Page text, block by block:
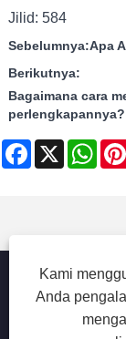
Jilid: 584
Sebelumnya:Apa
Berikutnya:
Bagaimana cara
perlengkapannya?
Facebook
X
Kami
Anda
Hak Cipta ©